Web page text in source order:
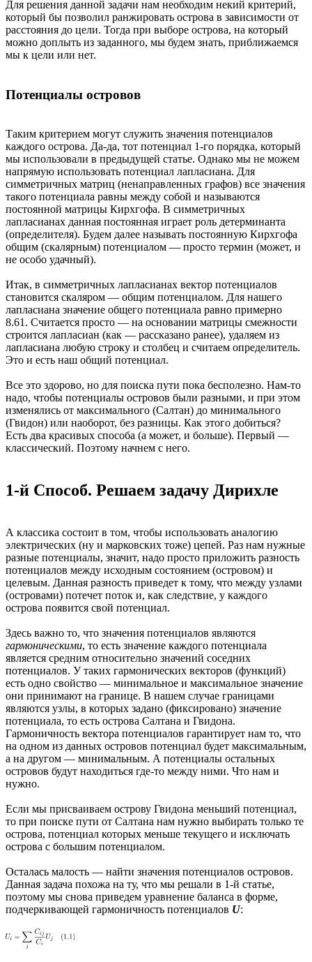
Для решения данной задачи нам необходим некий критерий,
который бы позволил ранжировать острова в зависимости от
расстояния до цели. Тогда при выборе острова, на который
можно доплыть из заданного, мы будем знать, приближаемся
мы к цели или нет.
Потенциалы островов
Таким критерием могут служить значения потенциалов
каждого острова. Да-да, тот потенциал 1-го порядка, который
мы использовали в предыдущей статье. Однако мы не можем
напрямую использовать потенциал лапласиана. Для
симметричных матриц (ненаправленных графов) все значения
такого потенциала равны между собой и называются
постоянной матрицы Кирхгофа. В симметричных
лапласианах данная постоянная играет роль детерминанта
(определителя). Будем далее называть постоянную Кирхгофа
общим (скалярным) потенциалом — просто термин (может, и
не особо удачный).
Итак, в симметричных лапласианах вектор потенциалов
становится скаляром — общим потенциалом. Для нашего
лапласиана значение общего потенциала равно примерно
8.61. Считается просто — на основании матрицы смежности
строится лапласиан (как — рассказано ранее), удаляем из
лапласиана любую строку и столбец и считаем определитель.
Это и есть наш общий потенциал.
Все это здорово, но для поиска пути пока бесполезно. Нам-то
надо, чтобы потенциалы островов были разными, и при этом
изменялись от максимального (Салтан) до минимального
(Гвидон) или наоборот, без разницы. Как этого добиться?
Есть два красивых способа (а может, и больше). Первый —
классический. Поэтому начнем с него.
1-й Способ. Решаем задачу Дирихле
А классика состоит в том, чтобы использовать аналогию
электрических (ну и марковских тоже) цепей. Раз нам нужные
разные потенциалы, значит, надо просто приложить разность
потенциалов между исходным состоянием (островом) и
целевым. Данная разность приведет к тому, что между узлами
(островами) потечет поток и, как следствие, у каждого
острова появится свой потенциал.
Здесь важно то, что значения потенциалов являются
гармоническими, то есть значение каждого потенциала
является средним относительно значений соседних
потенциалов. У таких гармонических векторов (функций)
есть одно свойство — минимальное и максимальное значение
они принимают на границе. В нашем случае границами
являются узлы, в которых задано (фиксировано) значение
потенциала, то есть острова Салтана и Гвидона.
Гармоничность вектора потенциалов гарантирует нам то, что
на одном из данных островов потенциал будет максимальным,
а на другом — минимальным. А потенциалы остальных
островов будут находиться где-то между ними. Что нам и
нужно.
Если мы присваиваем острову Гвидона меньший потенциал,
то при поиске пути от Салтана нам нужно выбирать только те
острова, потенциал которых меньше текущего и исключать
острова с большим потенциалом.
Осталась малость — найти значения потенциалов островов.
Данная задача похожа на ту, что мы решали в 1-й статье,
поэтому мы снова приведем уравнение баланса в форме,
подчеркивающей гармоничность потенциалов U: